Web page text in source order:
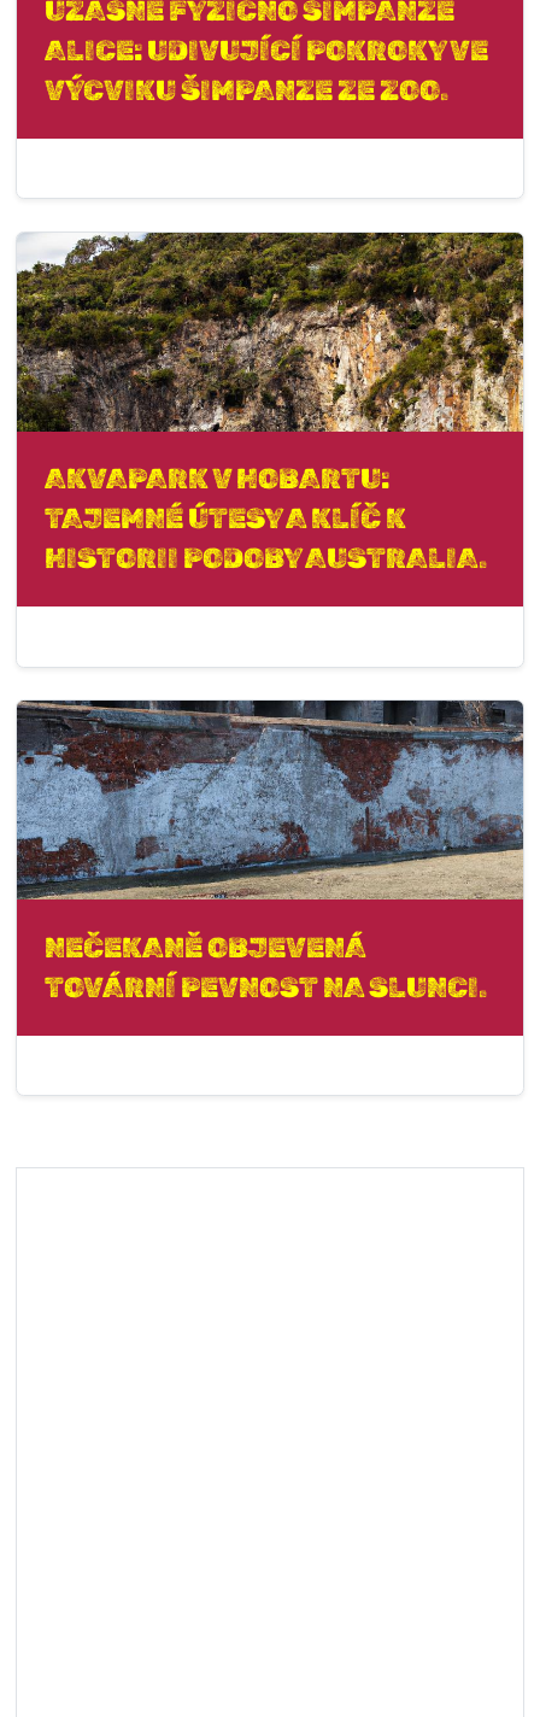
ÚŽASNÉ FYZIČNO ŠIMPANZE
ALICE: UDIVUJÍCÍ POKROKY VE
VÝCVIKU ŠIMPANZE ZE ZOO.
AKVAPARK V HOBARTU:
TAJEMNÉ ÚTESY A KLÍČ K
HISTORII PODOBY AUSTRALIA.
NEČEKANĚ OBJEVENÁ
TOVÁRNÍ PEVNOST NA SLUNCI.